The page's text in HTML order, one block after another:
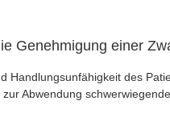
Genehmigung einer
Handlungsunfähigkeit des
Abwendung